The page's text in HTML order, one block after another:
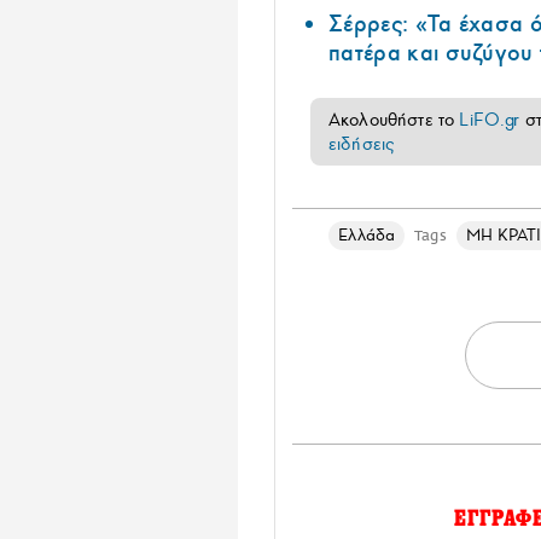
Σέρρες: «Τα έχασα
πατέρα και
Ακολουθήστε το LiFO.gr
ειδήσεις
Ελλάδα Tags ΜΗ